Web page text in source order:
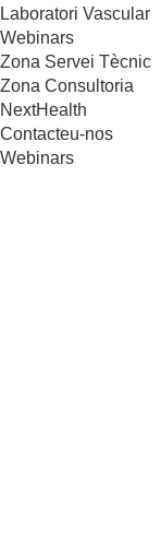
Laboratori Vascular
Webinars
Zona Servei Tècnic
Zona Consultoria
NextHealth
Contacteu-nos
Webinars